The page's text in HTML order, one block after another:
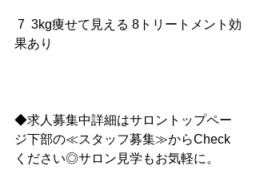
7  3kg痩せて見える 8トリートメント効
果あり
◆求人募集中詳細はサロントップペー
ジ下部の≪スタッフ募集≫からCheck
ください◎サロン見学もお気軽に。